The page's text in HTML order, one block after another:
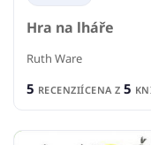
Hra na lháře
Ruth Ware
5 RECENZIÍCENA Z 5